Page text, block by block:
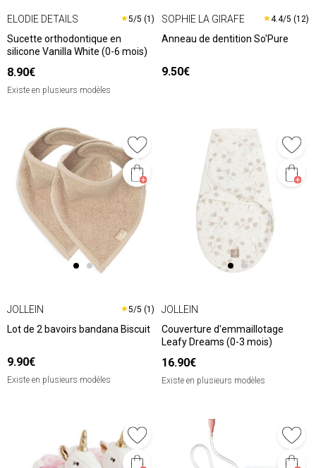
ELODIE DETAILS ★5/5 (1)
Sucette orthodontique en
silicone Vanilla White (0-6 mois)
8.90€
Existe en plusieurs modèles
SOPHIE LA GIRAFE ★4.4/5 (12)
Anneau de dentition So'Pure
9.50€
JOLLEIN ★5/5 (1)
Lot de 2 bavoirs bandana Biscuit
9.90€
Existe en plusieurs modèles
JOLLEIN
Couverture d'emmaillotage
Leafy Dreams (0-3 mois)
16.90€
Existe en plusieurs modèles